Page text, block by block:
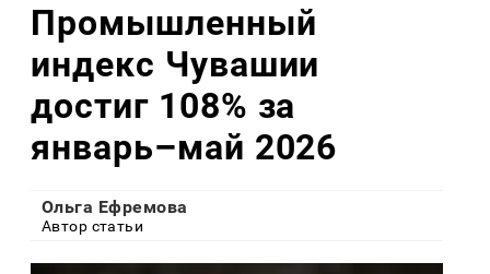
Промышленный
индекс Чувашии
достиг 108% за
январь–май 2026
Ольга Ефремова
Автор статьи